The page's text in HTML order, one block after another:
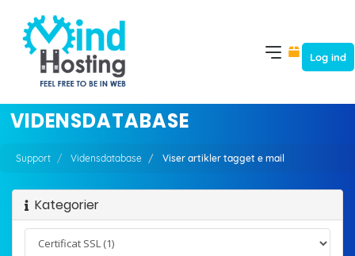
Log ind
VIDENSDATABASE
Support Vidensdatabase Viser artikler tagget e mail
Kategorier